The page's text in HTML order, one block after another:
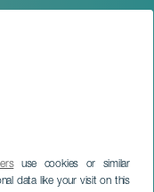
use cookies or similar
data like your visit on this